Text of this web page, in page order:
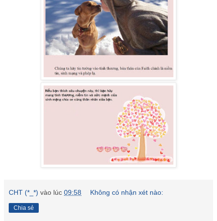
CHT (*_*) vào lúc 09:58 Không có nhận xét nào:
Chia sẻ